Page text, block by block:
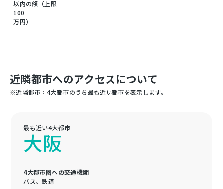
以内の額（上限
100
万円）
近隣都市へのアクセスについて
※近隣都市：4大都市のうち最も近い都市を表示します。
最も近い4大都市
大阪
4大都市圏への交通機関
バス、鉄道